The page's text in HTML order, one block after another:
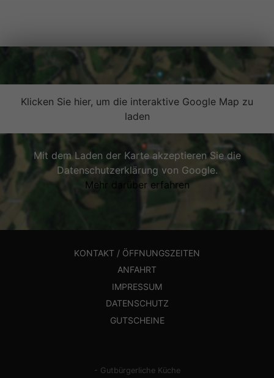
Klicken Sie hier, um die interaktive Google Map zu
laden
Mit dem Laden der Karte akzeptieren Sie die
Datenschutzerklärung von Google.
Mehr darüber erfahren
KONTAKT / ÖFFNUNGSZEITEN
ANFAHRT
IMPRESSUM
DATENSCHUTZ
GUTSCHEINE
- Gutbürgerliche Küche